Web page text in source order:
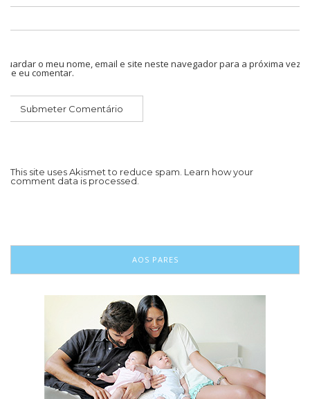
Guardar o meu nome, email e site neste navegador para a próxima vez
que eu comentar.
This site uses Akismet to reduce spam. Learn how your
comment data is processed.
AOS PARES